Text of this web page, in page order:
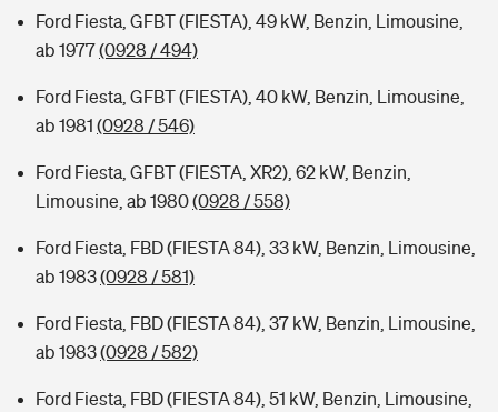
Kinderunfall-Check: Mehr Sicherheit für deine Kids
Sie haben Fragen?
Ford Fiesta, GFBT (FIESTA), 49 kW, Benzin, Limousine,
ab 1977(0928 / 494)
Ford Fiesta, GFBT (FIESTA), 40 kW, Benzin, Limousine,
ab 1981 (0928 / 546)
Ford Fiesta, GFBT (FIESTA, XR2), 62 kW, Benzin,
Limousine, ab 1980(0928 / 558)
Ford Fiesta, FBD (FIESTA 84), 33 kW, Benzin, Limousine,
ab 1983(0928 / 581)
Ford Fiesta, FBD (FIESTA 84), 37 kW, Benzin, Limousine,
ab 1983(0928 / 582)
Ford Fiesta, FBD (FIESTA 84), 51 kW, Benzin, Limousine,